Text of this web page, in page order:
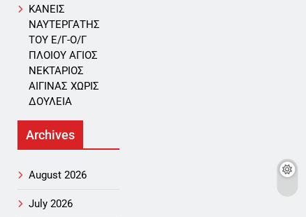
ΚΑΝΕΙΣ
ΝΑΥΤΕΡΓΑΤΗΣ
TOY Ε/Γ-Ο/Γ
ΠΛΟΙΟY ΑΓΙΟΣ
ΝΕΚΤΑΡΙΟΣ
ΑΙΓΙΝΑΣ ΧΩΡΙΣ
ΔΟΥΛΕΙΑ
Archives
August 2026
July 2026